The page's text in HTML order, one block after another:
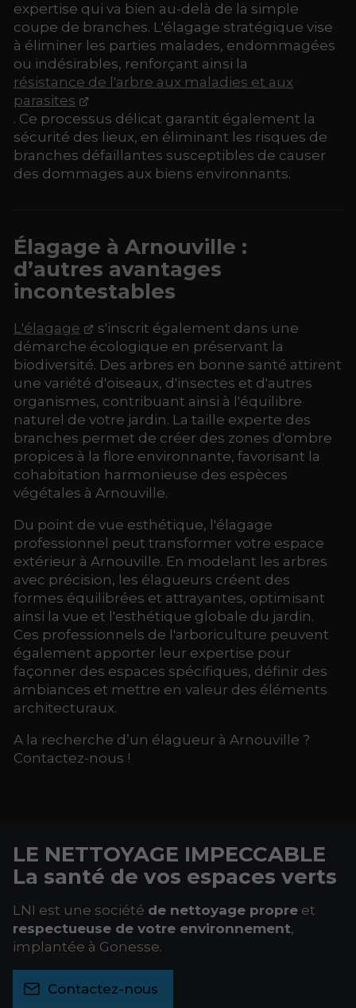
expertise qui va bien au-delà de la simple
coupe de branches. L'élagage stratégique vise
à éliminer les parties malades, endommagées
ou indésirables, renforçant ainsi la
résistance de l'arbre aux maladies et aux
parasites
. Ce processus délicat garantit également la
sécurité des lieux, en éliminant les risques de
branches défaillantes susceptibles de causer
des dommages aux biens environnants.
Élagage à Arnouville :
d’autres avantages
incontestables
L'élagage
s'inscrit également dans une
démarche écologique en préservant la
biodiversité. Des arbres en bonne santé attirent
une variété d'oiseaux, d'insectes et d'autres
organismes, contribuant ainsi à l'équilibre
naturel de votre jardin. La taille experte des
branches permet de créer des zones d'ombre
propices à la flore environnante, favorisant la
cohabitation harmonieuse des espèces
végétales à Arnouville.
Du point de vue esthétique, l'élagage
professionnel peut transformer votre espace
extérieur à Arnouville. En modelant les arbres
avec précision, les élagueurs créent des
formes équilibrées et attrayantes, optimisant
ainsi la vue et l'esthétique globale du jardin.
Ces professionnels de l'arboriculture peuvent
également apporter leur expertise pour
façonner des espaces spécifiques, définir des
ambiances et mettre en valeur des éléments
architecturaux.
A la recherche d’un élagueur à Arnouville ?
Contactez-nous !
LE NETTOYAGE IMPECCABLE
La santé de vos espaces verts
LNI est une société de nettoyage propre et
respectueuse de votre environnement,
implantée à Gonesse.
Contactez-nous